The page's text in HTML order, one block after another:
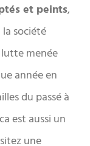
et peints,
la société
lutte menée
année en
du passé à
est aussi un
une